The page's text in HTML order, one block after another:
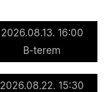
2026.08.13. 16:00
B-terem
2026.08.22. 15:30